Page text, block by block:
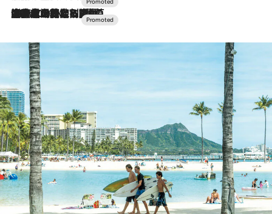
2026.7.10
NEW OPEN！【界 草津】名湯の地に誕生。趣の異なる2種の温泉と上州ならではの会席・蕎麦割烹など美食を味わう究極の癒やし旅